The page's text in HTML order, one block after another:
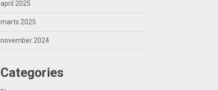
april 2025
marts 2025
november 2024
Categories